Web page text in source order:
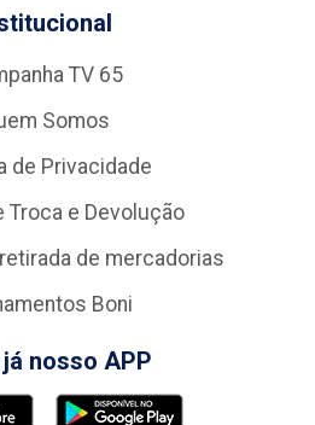
TV 65
Somos
de Privacidade
Troca e Devolução
de mercadorias
Boni
nosso APP